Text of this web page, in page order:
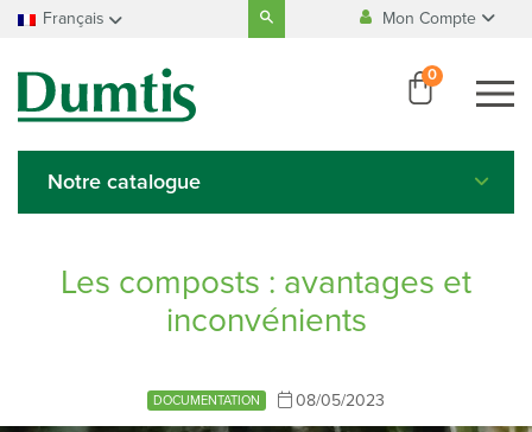
Français
Nederlands
Search
for:
Mon Compte
Se connecter
0
Paiement100% sécurisé
Notre catalogue
Les composts : avantages et
inconvénients
DOCUMENTATION 08/05/2023